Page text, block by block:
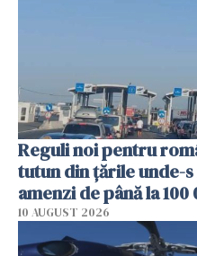
Reguli noi pentru
tutun din țările unde-
amenzi de până la 100
10 AUGUST 2026